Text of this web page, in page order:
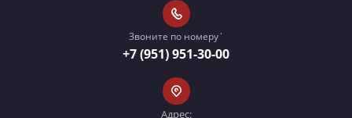
Звоните по номеру`
+7 (951) 951-30-00
Адрес: